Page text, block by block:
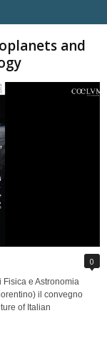
and
0
Fisica e Astronomia
il convegno
of Italian